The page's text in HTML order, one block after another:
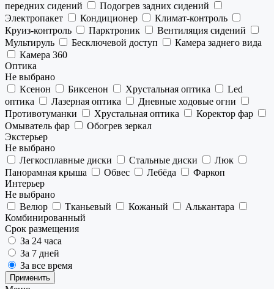
передних сидений
Подогрев задних сидений
Электропакет
Кондиционер
Климат-контроль
Круиз-контроль
Парктроник
Вентиляция сидений
Мультируль
Бесключевой доступ
Камера заднего вида
Камера 360
Оптика
Не выбрано
Ксенон
Биксенон Хрустальная оптика
Led
оптика
Лазерная оптика
Дневные ходовые огни
Противотуманки
Хрустальная оптика
Коректор фар
Омыватель фар
Обогрев зеркал
Экстерьер
Не выбрано
Легкосплавные диски
Стальные диски
Люк
Панорамная крыша
Обвес Лебёда
Фаркоп
Интерьер
Не выбрано
Велюр
Тканьевый Кожаный
Алькантара
Комбинированный
Срок размещения
За 24 часа
За 7 дней
За все время
Применить